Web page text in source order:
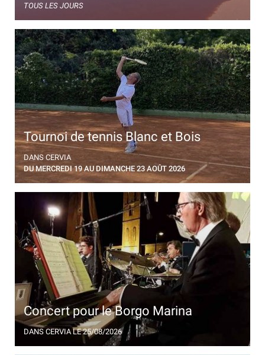
TOUS LES JOURS
Tournoi de tennis Blanc et Bois
Tournoi-exposition de raquettes en bois et de
vêtements vintage
DANS CERVIA
DU MERCREDI 19 AU DIMANCHE 23 AOÛT 2026
Concert pour le Borgo Marina
Le Grand Orchestre de la Ville de Cervia se produit
au pied de la Tour San Michele
DANS CERVIALE 25/08/2026